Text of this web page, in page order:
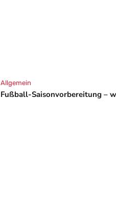
Fußball-Saisonvorbereitung –
Allgemein